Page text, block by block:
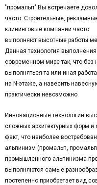
"промальп" Вы встречаете
часто. Строительные,
клининговые компании часто
выполняют высотные работы
Данная технология
современном мире так, что без
выполняться та или иная
на N-этаже, а навесить
практически невозможно.
Инновационные технологии
сложных архитектурных форм и
факт, что наиболее
альпинизм (промальп,
промышленного альпинизма
выполняются самые
постепенно приобретает вид